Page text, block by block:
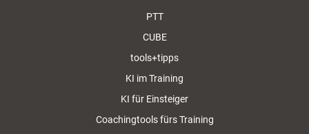
PTT
CUBE
tools+tipps
KI im Training
KI für Einsteiger
Coachingtools fürs Training